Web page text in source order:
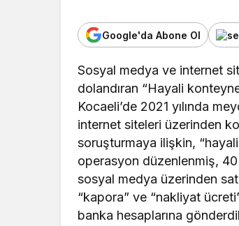
Google'da Abone Ol
Sosyal medya ve internet
dolandıran “Hayali
Kocaeli’de 2021 yılında
internet siteleri üzerinden
soruşturmaya ilişkin,
operasyon düzenlenmiş, 40
sosyal medya üzerinden
“kapora” ve “nakliyat
banka hesaplarına
Alperen Tokgöz
Oyunları’nda
temsil edecek
listesi